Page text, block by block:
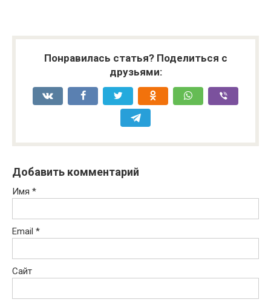
Понравилась статья? Поделиться с
друзьями:
Добавить комментарий
Имя *
Email *
Сайт